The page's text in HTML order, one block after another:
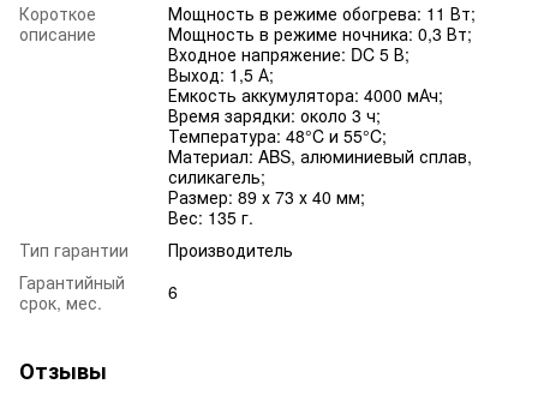
Короткое
описание
Мощность в режиме обогрева: 11 Вт;
Мощность в режиме ночника: 0,3 Вт;
Входное напряжение: DC 5 В;
Выход: 1,5 А;
Емкость аккумулятора: 4000 мАч;
Время зарядки: около 3 ч;
Температура: 48°C и 55°C;
Материал: ABS, алюминиевый сплав,
силикагель;
Размер: 89 х 73 х 40 мм;
Вес: 135 г.
Тип гарантии
Производитель
Гарантийный
срок, мес.
6
Отзывы